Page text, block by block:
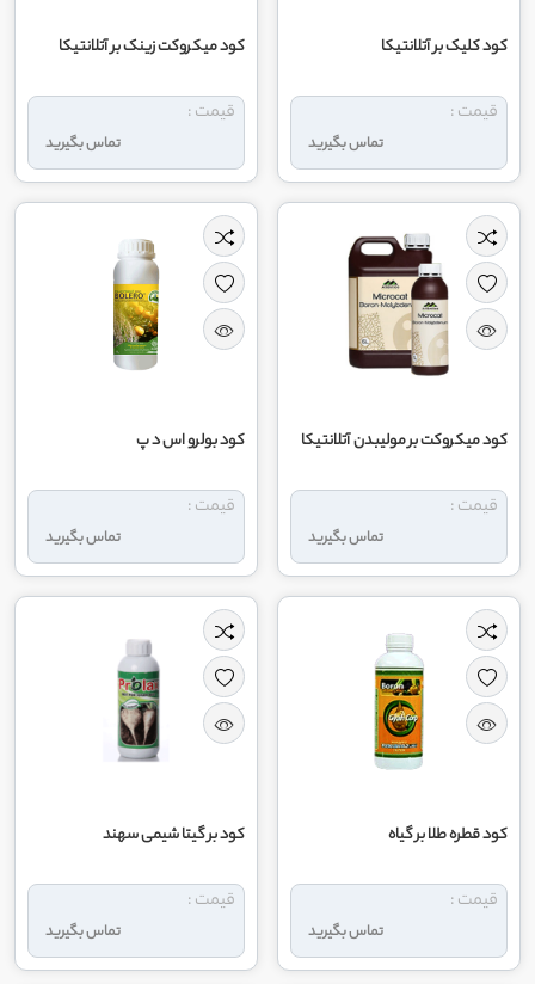
کود کلیک بر آتلانتیکا
تماس بگیرید
قیمت :
کود میکروکت زینک بر آتلانتیکا
تماس بگیرید
قیمت :
کود میکروکت بر مولیبدن آتلانتیکا
تماس بگیرید
قیمت :
کود بولرو اس د پ
تماس بگیرید
قیمت :
کود قطره طلا بر گیاه
تماس بگیرید
قیمت :
کود بر گیتا شیمی سهند
تماس بگیرید
قیمت :